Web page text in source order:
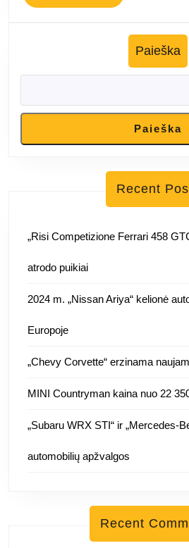
MORE
Paieška
Paieška
Recent
„Risi Competizione Ferrari 458
atrodo puikiai
2024 m. „Nissan Ariya“ kelionė
Europoje
„Chevy Corvette“ erzinama
MINI Countryman kaina nuo 22
„Subaru WRX STI“ ir „Mercedes-
automobilių apžvalgos
Recent